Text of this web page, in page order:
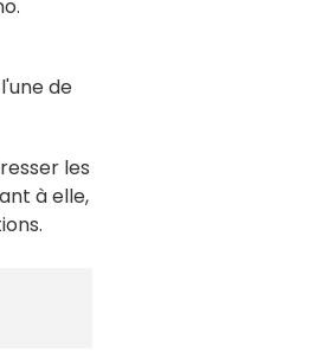
de
les
à elle,